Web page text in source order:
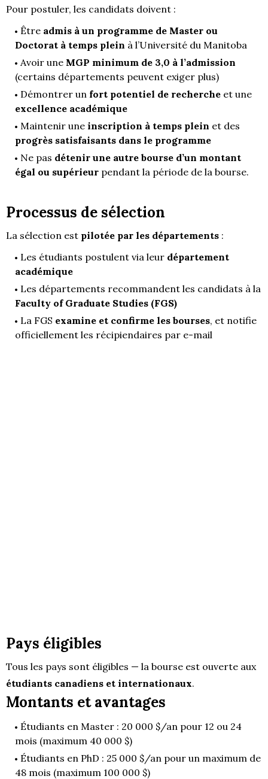
Pour postuler, les candidats doivent :
Être admis à un programme de Master ou
Doctorat à temps plein à l’Université du Manitoba
Avoir une MGP minimum de 3,0 à l’admission
(certains départements peuvent exiger plus)
Démontrer un fort potentiel de recherche et une
excellence académique
Maintenir une inscription à temps plein et des
progrès satisfaisants dans le programme
Ne pas détenir une autre bourse d’un montant
égal ou supérieur pendant la période de la bourse.
Processus de sélection
La sélection est pilotée par les départements :
Les étudiants postulent via leur département
académique
Les départements recommandent les candidats à la
Faculty of Graduate Studies (FGS)
La FGS examine et confirme les bourses, et notifie
officiellement les récipiendaires par e-mail
Pays éligibles
Tous les pays sont éligibles — la bourse est ouverte aux
étudiants canadiens et internationaux.
Montants et avantages
Étudiants en Master : 20 000 $/an pour 12 ou 24
mois (maximum 40 000 $)
Étudiants en PhD : 25 000 $/an pour un maximum de
48 mois (maximum 100 000 $)